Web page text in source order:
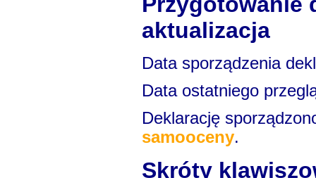
aktualizacja
Data sporządzenia
Data ostatniego
Deklarację
samooceny.
Skróty